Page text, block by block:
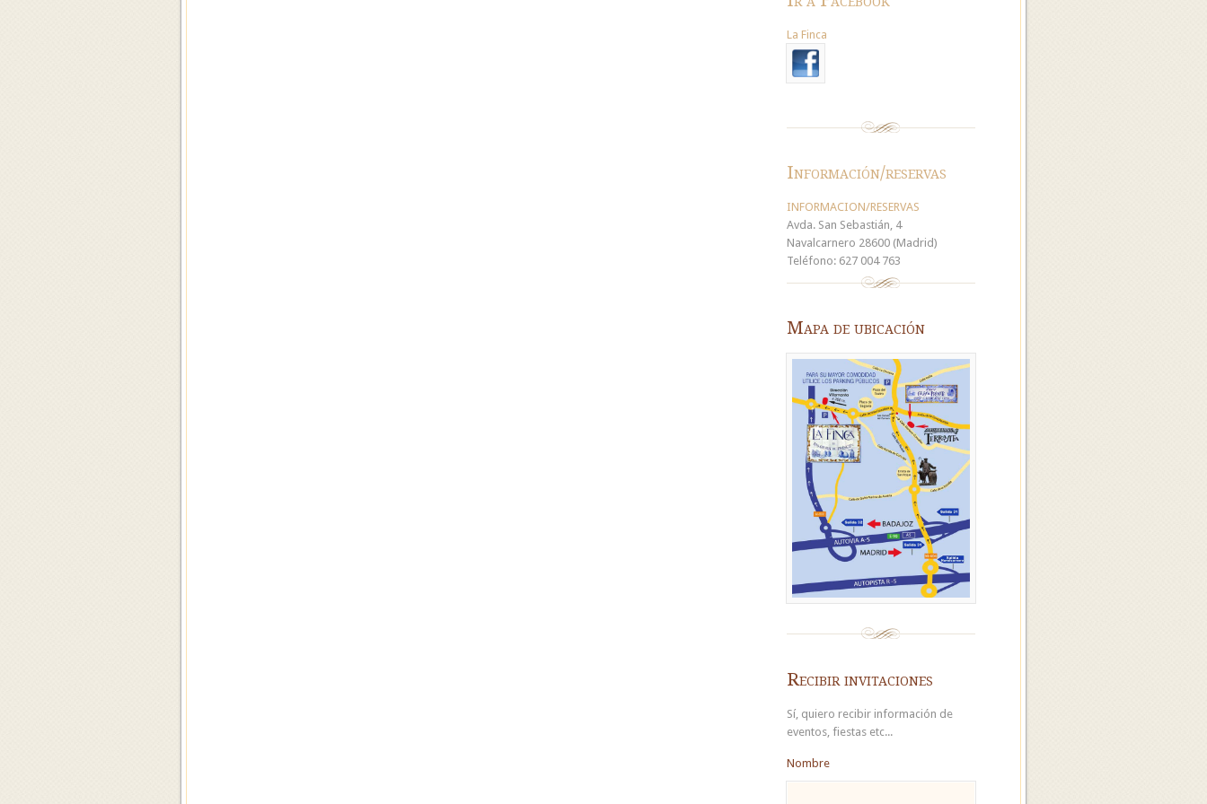
La Finca
Información/reservas
INFORMACION/RESERVAS
Avda. San Sebastián, 4
Navalcarnero 28600 (Madrid)
Teléfono: 627 004 763
Mapa de ubicación
Recibir invitaciones
Sí, quiero recibir información de
eventos, fiestas etc...
Nombre